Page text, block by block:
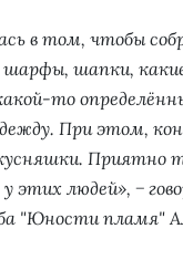
в том, чтобы
шарфы, шапки,
то
При этом,
Приятно
у этих людей», −
"Юности пламя"